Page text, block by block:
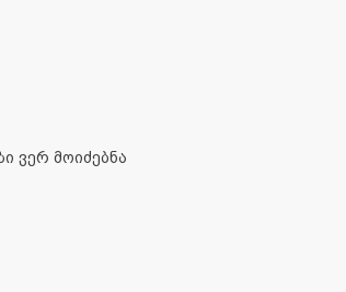
ვერ მოიძებნა